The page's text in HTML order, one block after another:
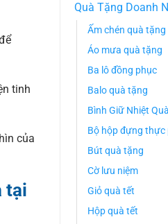
tinh
của
tại
Quà Tặng Doanh
Ấm chén quà tặng
Áo mưa quà tặng
Ba lô đồng phục
Balo quà tặng
Bình Giữ Nhiệt
Bộ hộp đựng thực
Bút quà tặng
Cờ lưu niệm
Giỏ quà tết
Hộp quà tết